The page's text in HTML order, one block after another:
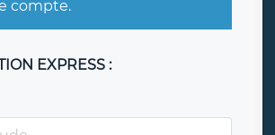
compte.
EXPRESS :